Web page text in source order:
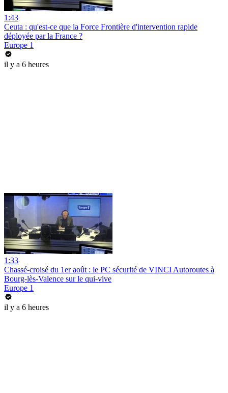
1:43
Ceuta : qu'est-ce que la Force Frontière d'intervention rapide
déployée par la France ?
Europe 1
il y a 6 heures
1:33
Chassé-croisé du 1er août : le PC sécurité de VINCI Autoroutes à
Bourg-lès-Valence sur le qui-vive
Europe 1
il y a 6 heures